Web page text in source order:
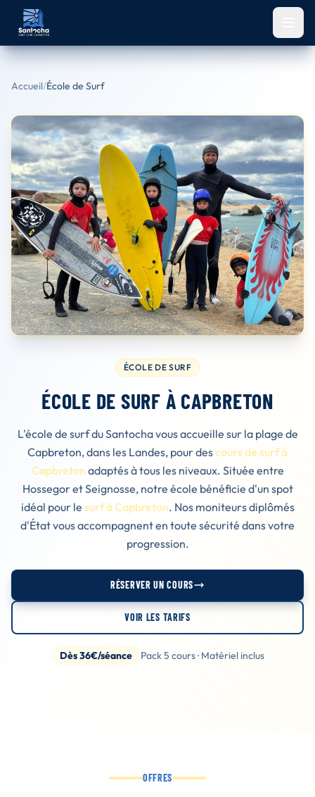
Aller au contenu principal
Accueil/École de Surf
ÉCOLE DE SURF
ÉCOLE DE SURF À CAPBRETON
L'école de surf du Santocha vous accueille sur la plage de
Capbreton, dans les Landes, pour descours de surf à
Capbreton adaptés à tous les niveaux. Située entre
Hossegor et Seignosse, notre école bénéficie d'un spot
idéal pour le surf à Capbreton. Nos moniteurs diplômés
d'État vous accompagnent en toute sécurité dans votre
progression.
RÉSERVER UN COURS
VOIR LES TARIFS
Dès 36€/séance Pack 5 cours · Matériel inclus
OFFRES